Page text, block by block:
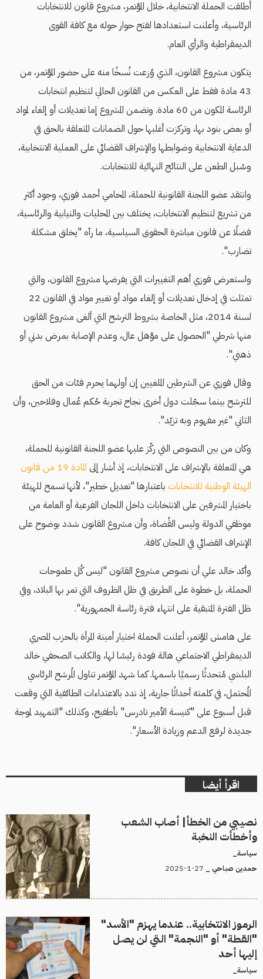
أطلقت الحملة الانتخابية، خلال المؤتمر، مشروع قانون للانتخابات
الرئاسية، وأعلنت استعدادها لفتح حوار حوله مع كافة القوى
الديمقراطية والرأي العام.
يتكون مشروع القانون، الذي وُزعت نُسخًا منه على حضور المؤتمر، من
43 مادة فقط على العكس من القانون الحالي لتنظيم انتخابات
الرئاسة المكون من 60 مادة. وتضمن المشروع إما تعديلات أو إلغاء لمواد
أو بعض بنود بها، وتركزت أغلبها حول الضمانات المتعلقة بالحق في
الدعاية الانتخابية وضوابطها والإشراف القضائي على العملية الانتخابية،
وسُبل الطعن على النتائج النهائية للانتخابات.
وانتقد عضو اللجنة القانونية للحملة، المحامي أحمد فوزي، وجود أكثر
من تشريع لتنظيم الانتخابات، يختلف بين المحليات والنيابية والرئاسية،
فضلًا عن قانون مباشرة الحقوق السياسية، ما رآه "يخلق مشكلة
تضارب".
واستعرض فوزي أهم التغييرات التي يفرضها مشروع القانون، والتي
تمثلت في إدخال تعديلات أو إلغاء مواد أو تغيير مواد في القانون 22
لسنة 2014، مثل الخاصة بشروط الترشح التي ألغى مشروع القانون
منها شرطي "الحصول على مؤهل عال، وعدم الإصابة بمرض بدني أو
ذهني".
وقال فوزي عن الشرطين الملغيين إن أولهما يحرم فئات من الحق
للترشح بينما سجّلت دول أخرى نجاح تجربة حُكم عُمال وفلاحين، وأن
الثاني "غير مفهوم وبه تزيّد".
وكان من بين النصوص التي ركّز عليها عضو اللجنة القانونية للحملة،
هي المتعلقة بالإشراف على الانتخابات، إذ أشار إلى
المادة 19 من قانون
الهيئة الوطنية للانتخابات باعتبارها "تعديل خطير"، ﻷنها تسمح للهيئة
باختيار المشرفين على الانتخابات داخل اللجان الفرعية أو العامة من
موظفي الدولة وليس القُضاة، وأن مشروع القانون شدد بوضوح على
الإشراف القضائي في اللجان كافة.
وأكد خالد علي أن نصوص مشروع القانون "ليس كُل طموحات
الحملة، بل خطوة على الطريق في ظل الظروف التي تمر بها البلاد، وفي
ظل الفترة المتبقية على انتهاء فترة رئاسة الجمهورية".
على هامش المؤتمر، أعلنت الحملة اختيار أمينة المرأة بالحزب المصري
الديمقراطي الاجتماعي هالة فودة رئيسًا لها، والكاتب الصحفي خالد
البلشي مُتحدثًا رسميًا باسمها. كما شهد المؤتمر تناول المُرشح الرئاسي
المُحتمل، في كلمته أحداثًا جارية، إذ ندد بالاعتداءات الطائفية التي وقعت
قبل أسبوع على "كنيسة الأمير تادرس" بأطفيح، وكذلك "التمهيد لموجة
جديدة لرفع الدعم وزيادة الأسعار".
اقرأ أيضا
نصيبي من الخطأ| أصاب الشعب
وأخطأت النخبة
سياسة_
حمدين صباحي _
الرموز الانتخابية.. عندما يهزم "الأسد"
"القطة" أو "النجمة" التي لن يصل
إليها أحد
سياسة_